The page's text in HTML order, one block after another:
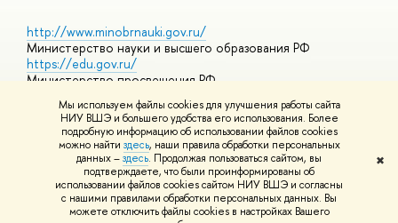
Мы используем файлы cookies для улучшения работы сайта
НИУ ВШЭ и большего удобства его использования. Более
подробную информацию об использовании файлов cookies
можно найти здесь, наши правила обработки персональных
данных –здесь. Продолжая пользоваться сайтом, вы
подтверждаете, что были проинформированы об
использовании файлов cookies сайтом НИУ ВШЭ и согласны
с нашими правилами обработки персональных данных. Вы
можете отключить файлы cookies в настройках Вашего
✖
http://www.minobrnauki.gov.ru/
Министерство науки и высшего образования РФ
https://edu.gov.ru/
Министерство просвещения РФ
https://elearning.hse.ru/mooc
Массовые открытые онлайн-курсы
© НИУ ВШЭ 1993–2026 Адреса и контактыУсловия
использования материалов Политика конфиденциальности
Шрифты HSE Sans и HSE Slab разработаны вШколе дизайна НИУ